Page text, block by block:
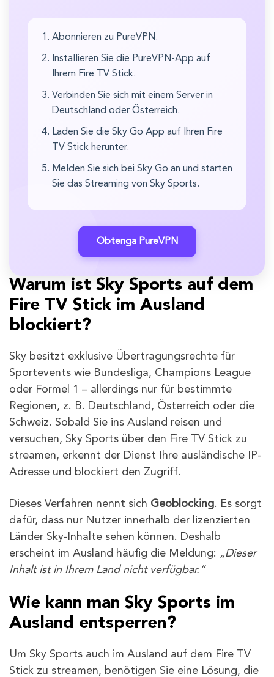
Abonnieren zu PureVPN.
Installieren Sie die PureVPN-App auf
Ihrem Fire TV Stick.
Verbinden Sie sich mit einem Server in
Deutschland oder Österreich.
Laden Sie die Sky Go App auf Ihren Fire
TV Stick herunter.
Melden Sie sich bei Sky Go an und starten
Sie das Streaming von Sky Sports.
Obtenga PureVPN
Warum ist Sky Sports auf dem
Fire TV Stick im Ausland
blockiert?
Sky besitzt exklusive Übertragungsrechte für
Sportevents wie Bundesliga, Champions League
oder Formel 1 – allerdings nur für bestimmte
Regionen, z. B. Deutschland, Österreich oder die
Schweiz. Sobald Sie ins Ausland reisen und
versuchen, Sky Sports über den Fire TV Stick zu
streamen, erkennt der Dienst Ihre ausländische IP-
Adresse und blockiert den Zugriff.
Dieses Verfahren nennt sich Geoblocking. Es sorgt
dafür, dass nur Nutzer innerhalb der lizenzierten
Länder Sky-Inhalte sehen können. Deshalb
erscheint im Ausland häufig die Meldung: „Dieser
Inhalt ist in Ihrem Land nicht verfügbar.“
Wie kann man Sky Sports im
Ausland entsperren?
Um Sky Sports auch im Ausland auf dem Fire TV
Stick zu streamen, benötigen Sie eine Lösung, die